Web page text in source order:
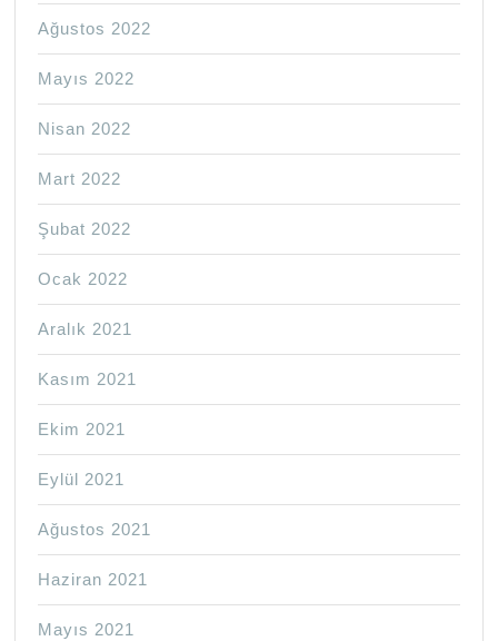
Ağustos 2022
Mayıs 2022
Nisan 2022
Mart 2022
Şubat 2022
Ocak 2022
Aralık 2021
Kasım 2021
Ekim 2021
Eylül 2021
Ağustos 2021
Haziran 2021
Mayıs 2021